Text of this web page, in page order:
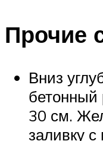
Прочие
Вниз
бетонный
30 см.
заливку